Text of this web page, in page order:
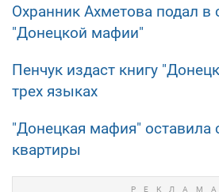
Охранник Ахметова подал в
"Донецкой мафии"
Пенчук издаст книгу
трех языках
"Донецкая мафия" оставила
квартиры